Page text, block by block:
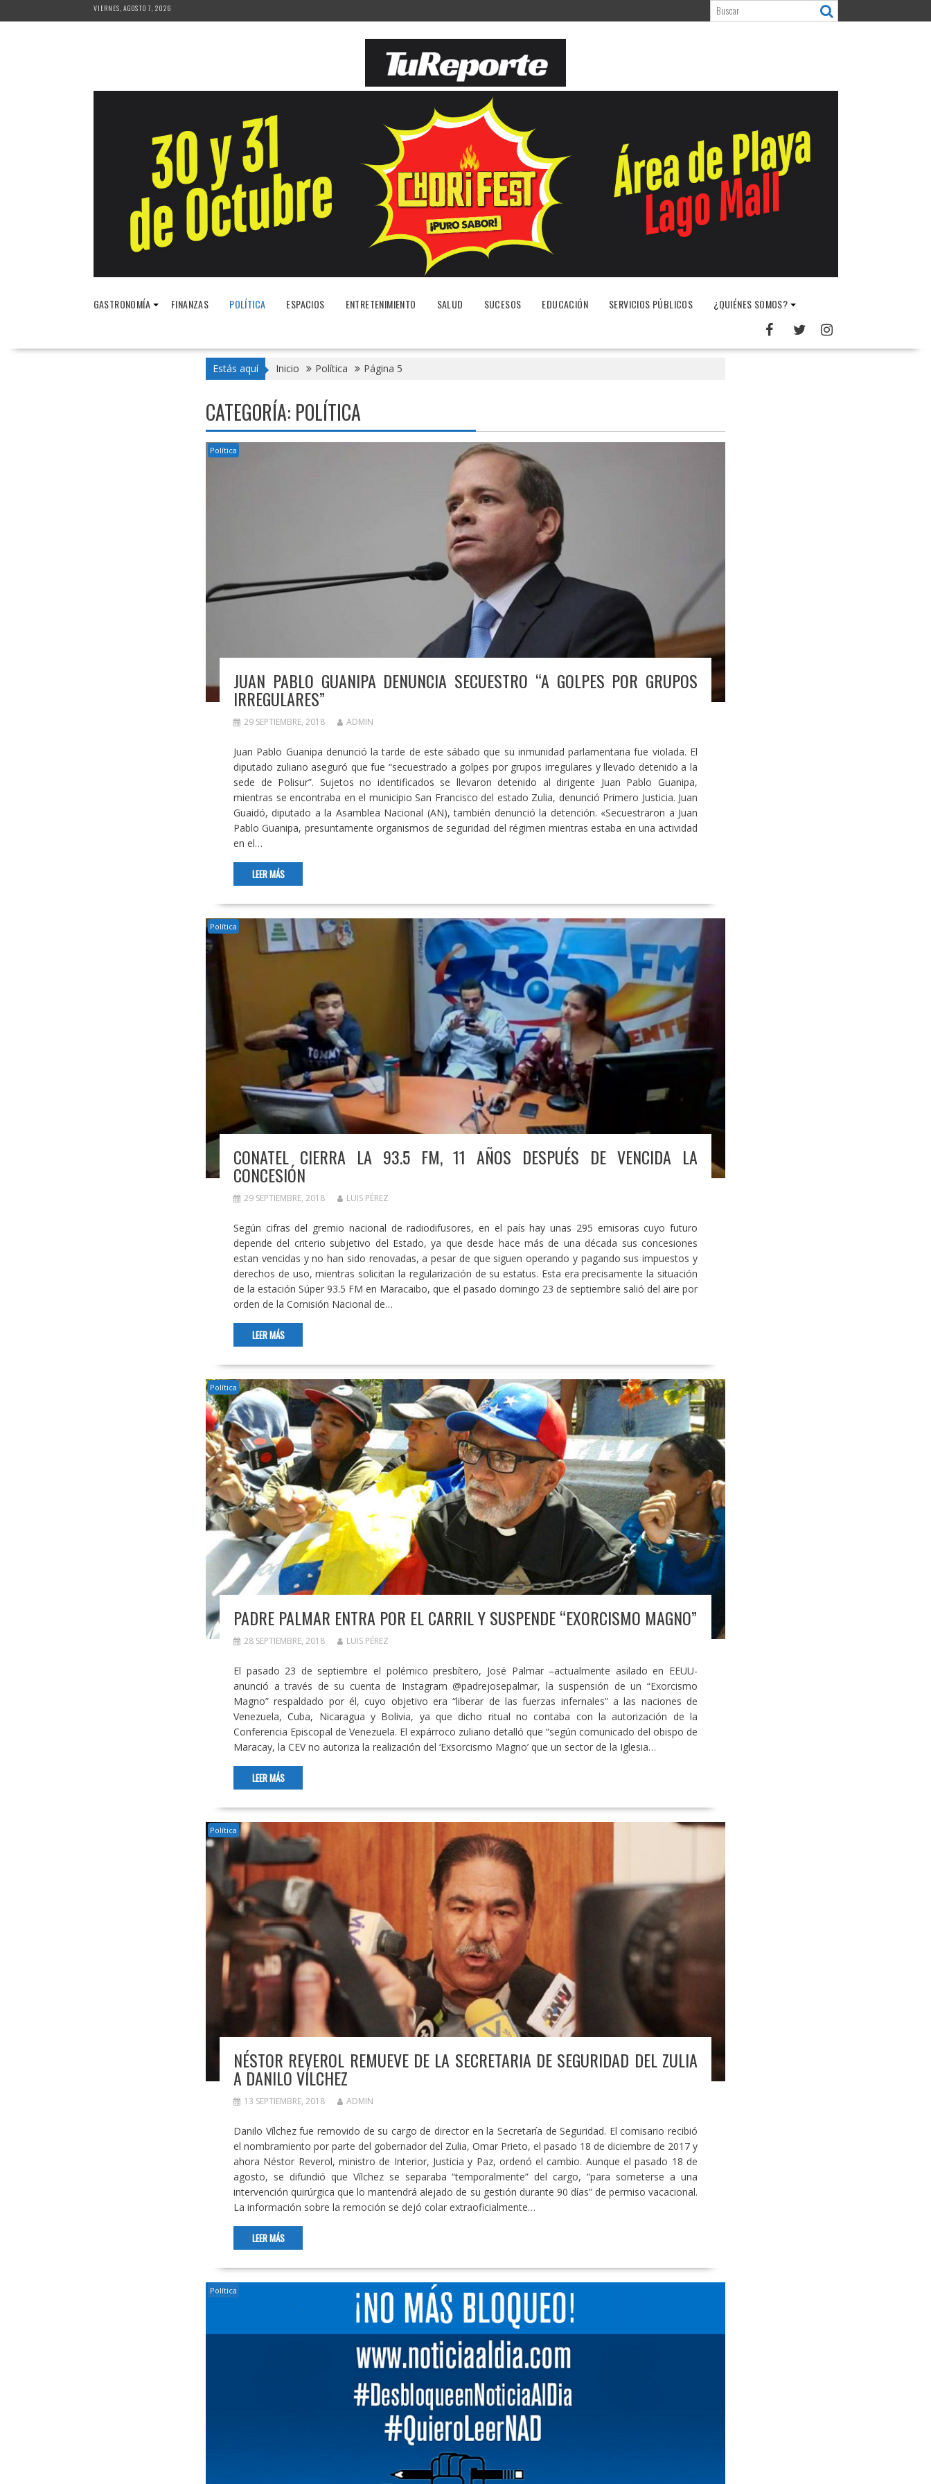
al
VIERNES, AGOSTO 7, 2026
GASTRONOMÍA FINANZAS POLÍTICA ESPACIOS ENTRETENIMIENTO SALUD SUCESOS EDUCACIÓN SERVICIOS PÚBLICOS ¿QUIÉNES SOMOS?
Estás aquí Inicio Política Página 5
CATEGORÍA: POLÍTICA
Política
JUAN PABLO GUANIPA DENUNCIA SECUESTRO “A GOLPES POR GRUPOS
IRREGULARES”
29 SEPTIEMBRE, 2018 ADMIN
Juan Pablo Guanipa denunció la tarde de este sábado que su inmunidad parlamentaria fue violada. El
diputado zuliano aseguró que fue “secuestrado a golpes por grupos irregulares y llevado detenido a la
sede de Polisur”. Sujetos no identificados se llevaron detenido al dirigente Juan Pablo Guanipa,
mientras se encontraba en el municipio San Francisco del estado Zulia, denunció Primero Justicia. Juan
Guaidó, diputado a la Asamblea Nacional (AN), también denunció la detención. «Secuestraron a Juan
Pablo Guanipa, presuntamente organismos de seguridad del régimen mientras estaba en una actividad
en el…
LEER MÁS
Política
CONATEL CIERRA LA 93.5 FM, 11 AÑOS DESPUÉS DE VENCIDA LA
CONCESIÓN
29 SEPTIEMBRE, 2018 LUIS PÉREZ
Según cifras del gremio nacional de radiodifusores, en el país hay unas 295 emisoras cuyo futuro
depende del criterio subjetivo del Estado, ya que desde hace más de una década sus concesiones
estan vencidas y no han sido renovadas, a pesar de que siguen operando y pagando sus impuestos y
derechos de uso, mientras solicitan la regularización de su estatus. Esta era precisamente la situación
de la estación Súper 93.5 FM en Maracaibo, que el pasado domingo 23 de septiembre salió del aire por
orden de la Comisión Nacional de…
LEER MÁS
Política
PADRE PALMAR ENTRA POR EL CARRIL Y SUSPENDE “EXORCISMO MAGNO”
28 SEPTIEMBRE, 2018 LUIS PÉREZ
El pasado 23 de septiembre el polémico presbítero, José Palmar –actualmente asilado en EEUU-
anunció a través de su cuenta de Instagram @padrejosepalmar, la suspensión de un “Exorcismo
Magno” respaldado por él, cuyo objetivo era “liberar de las fuerzas infernales” a las naciones de
Venezuela, Cuba, Nicaragua y Bolivia, ya que dicho ritual no contaba con la autorización de la
Conferencia Episcopal de Venezuela. El expárroco zuliano detalló que “según comunicado del obispo de
Maracay, la CEV no autoriza la realización del ‘Exsorcismo Magno’ que un sector de la Iglesia…
LEER MÁS
Política
NÉSTOR REVEROL REMUEVE DE LA SECRETARIA DE SEGURIDAD DEL ZULIA
A DANILO VÍLCHEZ
13 SEPTIEMBRE, 2018 ADMIN
Danilo Vílchez fue removido de su cargo de director en la Secretaría de Seguridad. El comisario recibió
el nombramiento por parte del gobernador del Zulia, Omar Prieto, el pasado 18 de diciembre de 2017 y
ahora Néstor Reverol, ministro de Interior, Justicia y Paz, ordenó el cambio. Aunque el pasado 18 de
agosto, se difundió que Vílchez se separaba “temporalmente” del cargo, “para someterse a una
intervención quirúrgica que lo mantendrá alejado de su gestión durante 90 días” de permiso vacacional.
La información sobre la remoción se dejó colar extraoficialmente…
LEER MÁS
Política